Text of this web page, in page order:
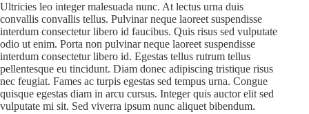
Ultricies leo integer malesuada nunc. At lectus urna duis
convallis convallis tellus. Pulvinar neque laoreet suspendisse
interdum consectetur libero id faucibus. Quis risus sed vulputate
odio ut enim. Porta non pulvinar neque laoreet suspendisse
interdum consectetur libero id. Egestas tellus rutrum tellus
pellentesque eu tincidunt. Diam donec adipiscing tristique risus
nec feugiat. Fames ac turpis egestas sed tempus urna. Congue
quisque egestas diam in arcu cursus. Integer quis auctor elit sed
vulputate mi sit. Sed viverra ipsum nunc aliquet bibendum.